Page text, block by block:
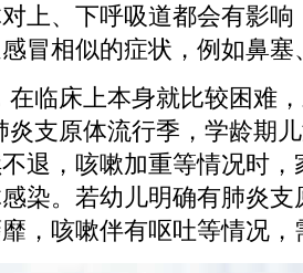
上、下呼吸道都会有影
冒相似的症状，例如鼻
在临床上本身就比较困难
炎支原体流行季，学龄期
退，咳嗽加重等情况时
染。若幼儿明确有肺炎
，咳嗽伴有呕吐等情况，